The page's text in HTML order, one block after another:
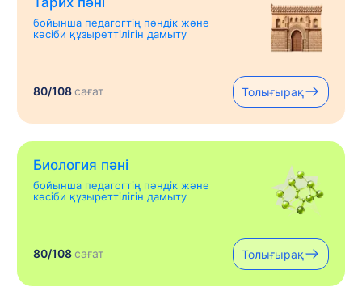
бойынша педагогтің пәндік және
кәсіби құзыреттілігін дамыту
80/108сағат Толығырақ
Биология пәні
бойынша педагогтің пәндік және
кәсіби құзыреттілігін дамыту
80/108сағат Толығырақ